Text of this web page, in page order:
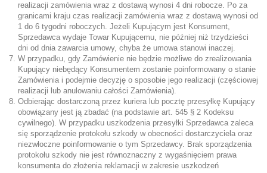
realizacji zamówienia wraz z dostawą wynosi 4 dni robocze. Po za
granicami kraju czas realizacji zamówienia wraz z dostawą wynosi od
1 do 6 tygodni roboczych. Jeżeli Kupującym jest Konsument,
Sprzedawca wydaje Towar Kupującemu, nie później niż trzydzieści
dni od dnia zawarcia umowy, chyba że umowa stanowi inaczej.
W przypadku, gdy Zamówienie nie będzie możliwe do zrealizowania
Kupujący niebędący Konsumentem zostanie poinformowany o stanie
Zamówienia i podejmie decyzję o sposobie jego realizacji (częściowej
realizacji lub anulowaniu całości Zamówienia).
Odbierając dostarczoną przez kuriera lub pocztę przesyłkę Kupujący
obowiązany jest ją zbadać (na podstawie art. 545 § 2 Kodeksu
cywilnego). W przypadku uszkodzenia przesyłki Sprzedawca zaleca
się sporządzenie protokołu szkody w obecności dostarczyciela oraz
niezwłoczne poinformowanie o tym Sprzedawcy. Brak sporządzenia
protokołu szkody nie jest równoznaczny z wygaśnięciem prawa
konsumenta do złożenia reklamacji w zakresie uszkodzeń